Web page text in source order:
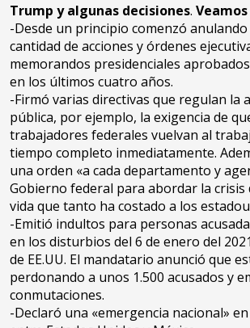
Trump y algunas decisiones.
-Desde un principio comenzó
cantidad de acciones y órdenes
memorandos presidenciales
en los últimos cuatro años.
-Firmó varias directivas que regulan la
pública, por ejemplo, la exigencia de
trabajadores federales vuelvan al
tiempo completo inmediatamente.
una orden «a cada departamento y
Gobierno federal para abordar la crisis
vida que tanto ha costado a los
-Emitió indultos para personas
en los disturbios del 6 de enero del
de EE.UU. El mandatario anunció que
perdonando a unos 1.500 acusados y
conmutaciones.
-Declaró una «emergencia nacional»